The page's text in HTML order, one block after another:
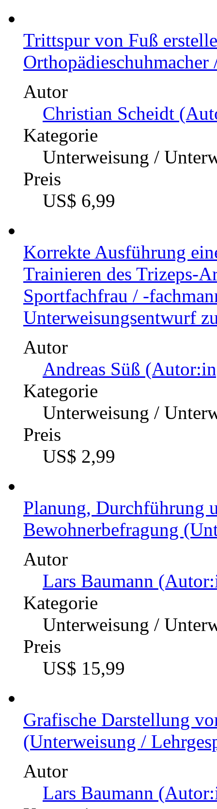
Trittspur von Fuß
Orthopädieschuhmacher
Autor
Christian Scheidt
Kategorie
Unterweisung /
Preis
US$ 6,99
Korrekte Ausführung
Trainieren des Trizeps-
Sportfachfrau / -
Unterweisungsentwurf
Autor
Andreas Süß
Kategorie
Unterweisung /
Preis
US$ 2,99
Planung, Durchführung
Bewohnerbefragung
Autor
Lars Baumann
Kategorie
Unterweisung /
Preis
US$ 15,99
Grafische Darstellung
(Unterweisung /
Autor
Lars Baumann